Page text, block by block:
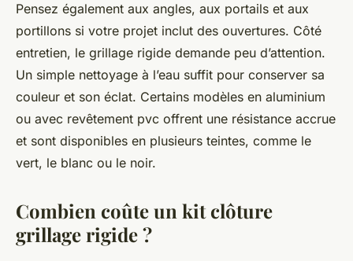
Pensez également aux angles, aux portails et aux
portillons si votre projet inclut des ouvertures. Côté
entretien, le grillage rigide demande peu d’attention.
Un simple nettoyage à l’eau suffit pour conserver sa
couleur et son éclat. Certains modèles en aluminium
ou avec revêtement pvc offrent une résistance accrue
et sont disponibles en plusieurs teintes, comme le
vert, le blanc ou le noir.
Combien coûte un kit clôture
grillage rigide ?